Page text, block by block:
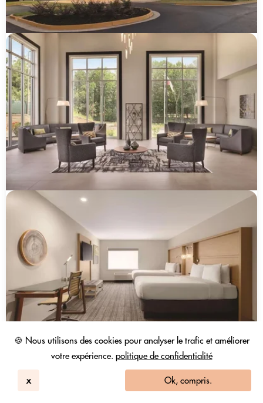
🍪 Nous utilisons des cookies pour analyser le trafic et améliorer
votre expérience. politique de confidentialité
x Ok, compris.